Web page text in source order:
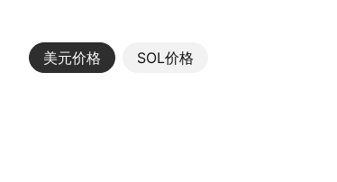
美元价格 SOL价格
更多